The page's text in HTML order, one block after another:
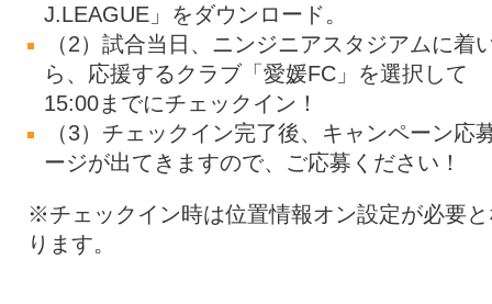
J.LEAGUE」をダウンロード。
（2）試合当日、ニンジニアスタジアムに着
ら、応援するクラブ「愛媛FC」を選択して
15:00までにチェックイン！
（3）チェックイン完了後、キャンペーン応
ージが出てきますので、ご応募ください！
※チェックイン時は位置情報オン設定が必要
ります。